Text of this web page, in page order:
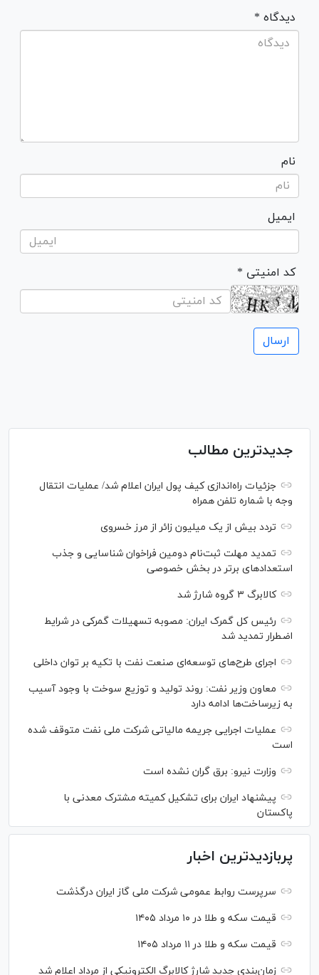
* دیدگاه
نام
ایمیل
* کد امنیتی
جدیدترین مطالب
جزئیات راه‌اندازی کیف پول ایران اعلام شد/ عملیات انتقال
وجه با شماره تلفن همراه
تردد بیش از یک میلیون زائر از مرز خسروی
تمدید مهلت ثبت‌نام دومین فراخوان شناسایی و جذب
استعداد‌های برتر در بخش خصوصی
کالابرگ ۳ گروه شارژ شد
رئیس کل گمرک ایران: مصوبه تسهیلات گمرکی در شرایط
اضطرار تمدید شد
اجرای طرح‌های توسعه‌ای صنعت نفت با تکیه بر توان داخلی
معاون وزیر نفت: روند تولید و توزیع سوخت با وجود آسیب
به زیرساخت‌ها ادامه دارد
عملیات اجرایی جریمه مالیاتی شرکت ملی نفت متوقف شده
است
وزارت نیرو: برق گران نشده است
پیشنهاد ایران برای تشکیل کمیته مشترک معدنی با
پاکستان
پربازدیدترین اخبار
سرپرست روابط عمومی شرکت ملی گاز ایران درگذشت
قیمت سکه و طلا در ۱۰ مرداد ۱۴۰۵
قیمت سکه و طلا در ۱۱ مرداد ۱۴۰۵
زمان‌بندی جدید شارژ کالابرگ الکترونیکی از مرداد اعلام شد